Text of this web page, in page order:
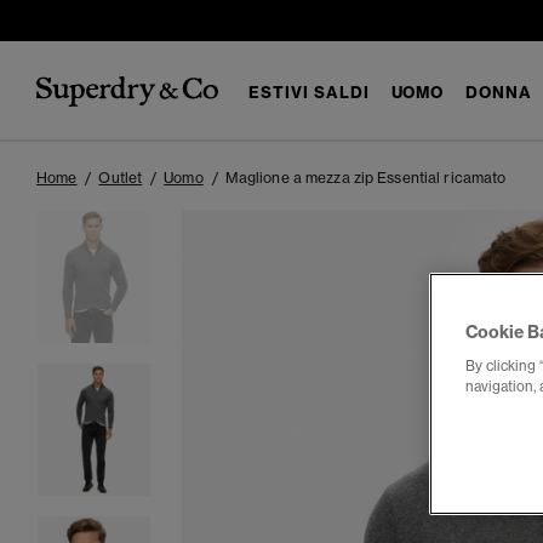
ESTIVI SALDI UOMO DONNA
Home Outlet Uomo Maglione a mezza zip Essential ricamato
Cookie
By clicking
navigation,